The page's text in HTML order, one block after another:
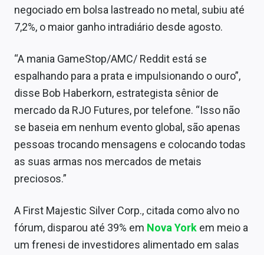
Conteúdo de Marca
Expediente
negociado em bolsa lastreado no metal, subiu até
7,2%, o maior ganho intradiário desde agosto.
“A mania GameStop/AMC/ Reddit está se
espalhando para a prata e impulsionando o ouro”,
disse Bob Haberkorn, estrategista sênior de
mercado da RJO Futures, por telefone. “Isso não
se baseia em nenhum evento global, são apenas
pessoas trocando mensagens e colocando todas
as suas armas nos mercados de metais
preciosos.”
A First Majestic Silver Corp., citada como alvo no
fórum, disparou até 39% em Nova York em meio a
um frenesi de investidores alimentado em salas